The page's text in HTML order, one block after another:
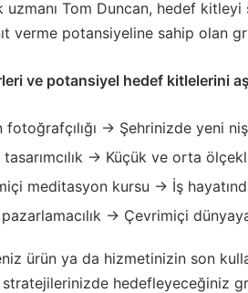
uzmanı Tom Duncan, hedef kitleyi
verme potansiyeline sahip olan
ve potansiyel hedef kitlelerini
fotoğrafçılığı → Şehrinizde yeni
tasarımcılık → Küçük ve orta
meditasyon kursu → İş
→ Çevrimiçi
ürün ya da hizmetinizin son
hedefleyeceğiniz